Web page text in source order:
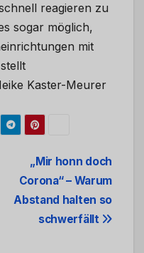
reagieren zu
sogar möglich,
mit
Kaster-Meurer
„Mir honn doch
Corona“ – Warum
Abstand halten so
schwerfällt